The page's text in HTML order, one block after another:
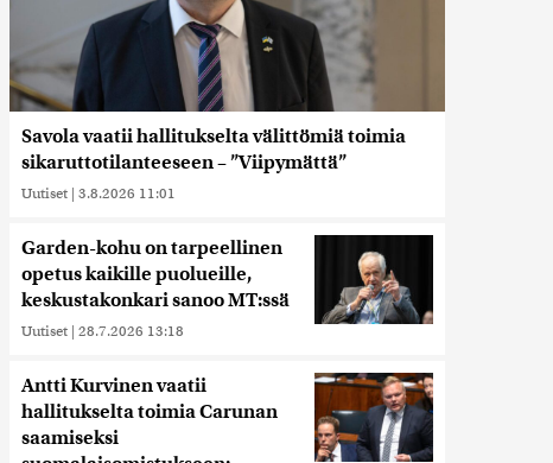
Savola vaatii hallitukselta välittömiä toimia
sikaruttotilanteeseen – ”Viipymättä”
Uutiset | 3.8.2026 11:01
Garden-kohu on tarpeellinen
opetus kaikille puolueille,
keskustakonkari sanoo MT:ssä
Uutiset | 28.7.2026 13:18
Antti Kurvinen vaatii
hallitukselta toimia Carunan
saamiseksi